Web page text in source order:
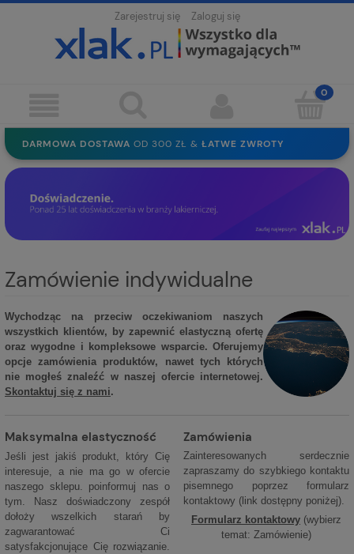
Zarejestruj się Zaloguj się
DARMOWA DOSTAWA OD 300 ZŁ & ŁATWE ZWROTY
100 DNI BEZ REJESTRACJI
SOLIDNEEKO PAKOWANIE
Zamówienie indywidualne
Wychodząc na przeciw oczekiwaniom naszych
wszystkich klientów, by zapewnić elastyczną ofertę
oraz wygodne i kompleksowe wsparcie. Oferujemy
opcje zamówienia produktów, nawet tych których
nie mogłeś znaleźć w naszej ofercie internetowej.
Skontaktuj się z nami.
Maksymalna elastyczność
Jeśli jest jakiś produkt, który Cię
interesuje, a nie ma go w ofercie
naszego sklepu. poinformuj nas o
tym. Nasz doświadczony zespół
dołoży wszelkich starań by
zagwarantować Ci
satysfakcjonujące Cię rozwiązanie.
Zamówienia
Zainteresowanych serdecznie
zapraszamy do szybkiego kontaktu
pisemnego poprzez formularz
kontaktowy (link dostępny poniżej).
Formularz kontaktowy (wybierz
temat: Zamówienie)